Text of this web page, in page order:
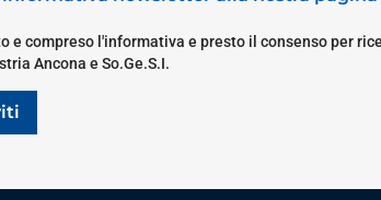
e compreso l'informativa e presto il consenso per
Ancona e So.Ge.S.I.